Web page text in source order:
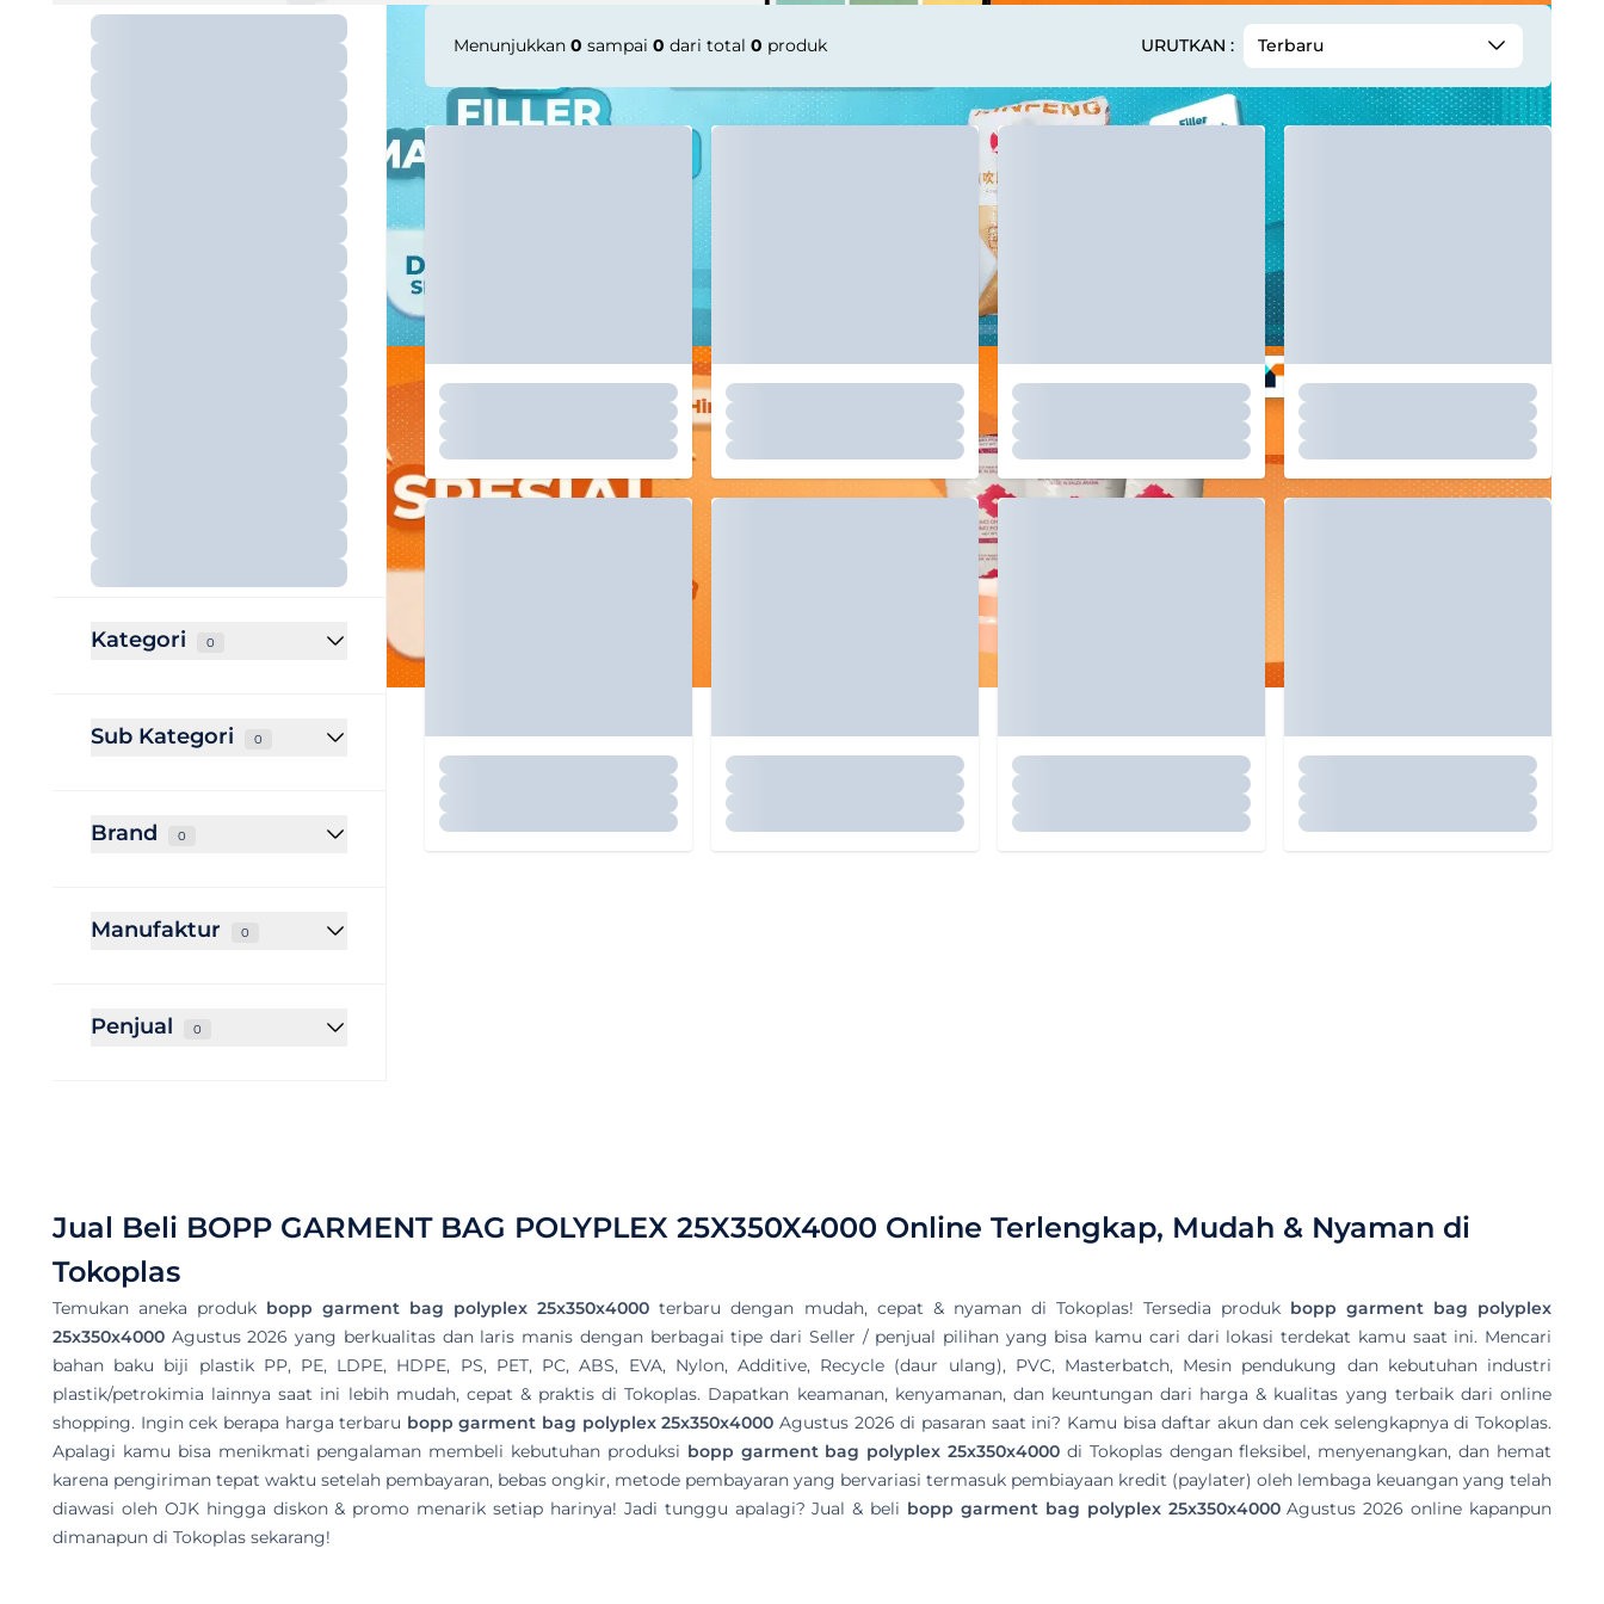
Kategori 0
Sub Kategori 0
Brand 0
Manufaktur 0
Penjual 0
Menunjukkan 0 sampai 0 dari total 0 produk URUTKAN : Terbaru
Jual Beli BOPP GARMENT BAG POLYPLEX 25X350X4000 Online Terlengkap, Mudah & Nyaman di
Tokoplas
Temukan aneka produk bopp garment bag polyplex 25x350x4000 terbaru dengan mudah, cepat & nyaman di Tokoplas! Tersedia produk bopp garment bag polyplex
25x350x4000 Agustus 2026 yang berkualitas dan laris manis dengan berbagai tipe dari Seller / penjual pilihan yang bisa kamu cari dari lokasi terdekat kamu saat ini. Mencari
bahan baku biji plastik PP, PE, LDPE, HDPE, PS, PET, PC, ABS, EVA, Nylon, Additive, Recycle (daur ulang), PVC, Masterbatch, Mesin pendukung dan kebutuhan industri
plastik/petrokimia lainnya saat ini lebih mudah, cepat & praktis di Tokoplas. Dapatkan keamanan, kenyamanan, dan keuntungan dari harga & kualitas yang terbaik dari online
shopping. Ingin cek berapa harga terbaru bopp garment bag polyplex 25x350x4000 Agustus 2026 di pasaran saat ini? Kamu bisa daftar akun dan cek selengkapnya di Tokoplas.
Apalagi kamu bisa menikmati pengalaman membeli kebutuhan produksi bopp garment bag polyplex 25x350x4000 di Tokoplas dengan fleksibel, menyenangkan, dan hemat
karena pengiriman tepat waktu setelah pembayaran, bebas ongkir, metode pembayaran yang bervariasi termasuk pembiayaan kredit (paylater) oleh lembaga keuangan yang telah
diawasi oleh OJK hingga diskon & promo menarik setiap harinya! Jadi tunggu apalagi? Jual & beli bopp garment bag polyplex 25x350x4000Agustus 2026 online kapanpun
dimanapun di Tokoplas sekarang!